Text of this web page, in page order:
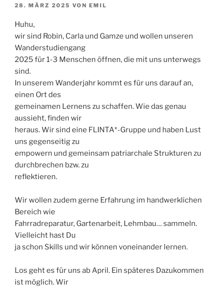
VERÖFFENTLICHT
28. MÄRZ 2025 VON EMIL
Huhu,
wir sind Robin, Carla und Gamze und wollen unseren
Wanderstudiengang
2025 für 1-3 Menschen öffnen, die mit uns unterwegs
sind.
In unserem Wanderjahr kommt es für uns darauf an,
einen Ort des
gemeinamen Lernens zu schaffen. Wie das genau
aussieht, finden wir
heraus. Wir sind eine FLINTA*-Gruppe und haben Lust
uns gegenseitig zu
empowern und gemeinsam patriarchale Strukturen zu
durchbrechen bzw. zu
reflektieren.
Wir wollen zudem gerne Erfahrung im handwerklichen
Bereich wie
Fahrradreparatur, Gartenarbeit, Lehmbau… sammeln.
Vielleicht hast Du
ja schon Skills und wir können voneinander lernen.
Los geht es für uns ab April. Ein späteres Dazukommen
ist möglich. Wir